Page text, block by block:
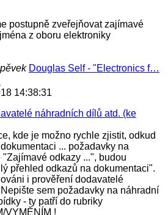
postupně zveřejňovat zajímavé
z oboru elektroniky
Douglas Self - "Electronics f…
poslední
14:38:31
náhradních dílů atd. (ke
kde je možno rychle zjistit, odkud
... požadavky na
odkazy ...", budou
přehled odkazů na dokumentaci".
i prověření dodavatelé
sem požadavky na náhradní
- ty patří do rubriky
VYMĚNÍM !